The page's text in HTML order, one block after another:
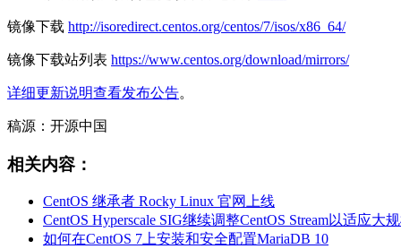
镜像下载 http://isoredirect.centos.org/centos/7/isos/x86_64/
镜像下载站列表 https://www.centos.org/download/mirrors/
详细更新说明查看发布公告。
稿源：开源中国
相关内容：
CentOS 继承者 Rocky Linux 官网上线
CentOS Hyperscale SIG继续调整CentOS Stream以适应大
如何在CentOS 7上安装和安全配置MariaDB 10